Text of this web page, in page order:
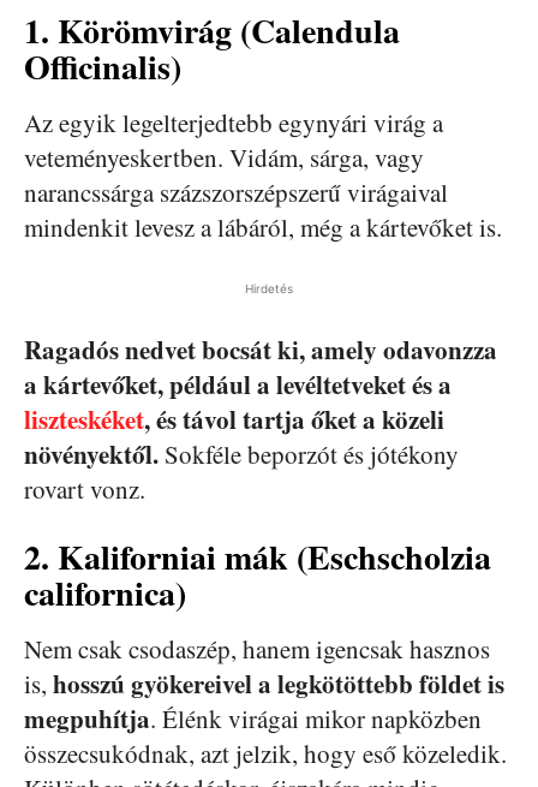
1. Körömvirág (Calendula
Officinalis)
Az egyik legelterjedtebb egynyári virág a
veteményeskertben. Vidám, sárga, vagy
narancssárga százszorszépszerű virágaival
mindenkit levesz a lábáról, még a kártevőket is.
Hirdetés
Ragadós nedvet bocsát ki, amely odavonzza
a kártevőket, például a levéltetveket és a
liszteskéket, és távol tartja őket a közeli
növényektől. Sokféle beporzót és jótékony
rovart vonz.
2. Kaliforniai mák (Eschscholzia
californica)
Nem csak csodaszép, hanem igencsak hasznos
is, hosszú gyökereivel a legkötöttebb földet is
megpuhítja. Élénk virágai mikor napközben
összecsukódnak, azt jelzik, hogy eső közeledik.